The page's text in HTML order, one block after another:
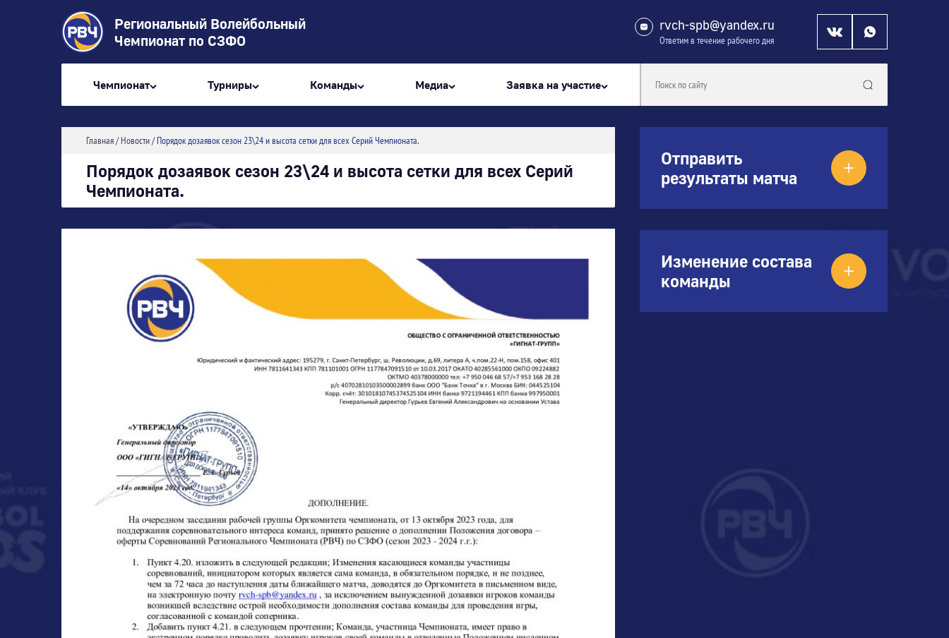
Региональный Волейбольный
Чемпионат по СЗФО
rvch-spb@yandex.ru
Ответим в течение рабочего дня
Чемпионат Турниры Команды Медиа Заявка на участие
Главная/Новости/Порядок дозаявок сезон 23\24 и высота сетки для всех Серий Чемпионата.
Порядок дозаявок сезон 23\24 и высота сетки для всех Серий
Чемпионата.
Отправить
результаты матча
Изменение состава
команды